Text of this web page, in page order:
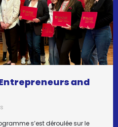
and
s’est déroulée sur le